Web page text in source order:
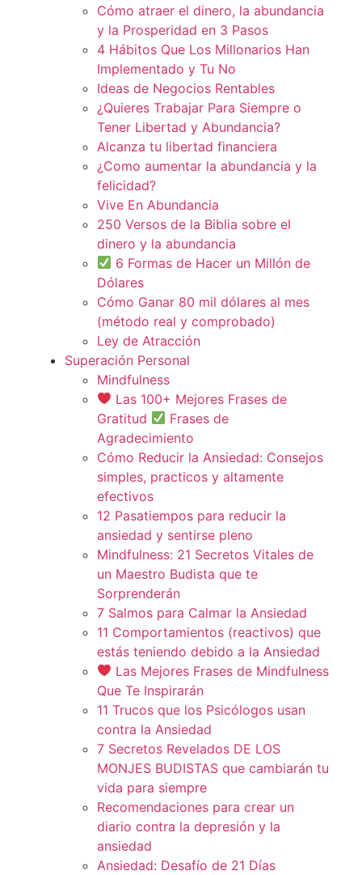
Cómo atraer el dinero, la abundancia
y la Prosperidad en 3 Pasos
4 Hábitos Que Los Millonarios Han
Implementado y Tu No
Ideas de Negocios Rentables
¿Quieres Trabajar Para Siempre o
Tener Libertad y Abundancia?
Alcanza tu libertad financiera
¿Como aumentar la abundancia y la
felicidad?
Vive En Abundancia
250 Versos de la Biblia sobre el
dinero y la abundancia
6 Formas de Hacer un Millón de
Dólares
Cómo Ganar 80 mil dólares al mes
(método real y comprobado)
Ley de Atracción
Superación Personal
Mindfulness
Las 100+ Mejores Frases de
Gratitud
Frases de
Agradecimiento
Cómo Reducir la Ansiedad: Consejos
simples, practicos y altamente
efectivos
12 Pasatiempos para reducir la
ansiedad y sentirse pleno
Mindfulness: 21 Secretos Vitales de
un Maestro Budista que te
Sorprenderán
7 Salmos para Calmar la Ansiedad
11 Comportamientos (reactivos) que
estás teniendo debido a la Ansiedad
Las Mejores Frases de Mindfulness
Que Te Inspirarán
11 Trucos que los Psicólogos usan
contra la Ansiedad
7 Secretos Revelados DE LOS
MONJES BUDISTAS que cambiarán tu
vida para siempre
Recomendaciones para crear un
diario contra la depresión y la
ansiedad
Ansiedad: Desafío de 21 Días